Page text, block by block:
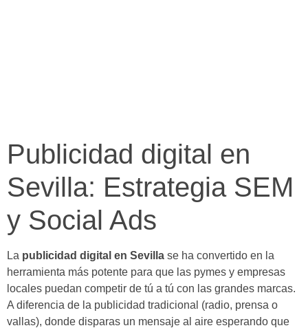
Publicidad digital en
Sevilla: Estrategia SEM
y Social Ads
La publicidad digital en Sevilla se ha convertido en la
herramienta más potente para que las pymes y empresas
locales puedan competir de tú a tú con las grandes marcas.
A diferencia de la publicidad tradicional (radio, prensa o
vallas), donde disparas un mensaje al aire esperando que